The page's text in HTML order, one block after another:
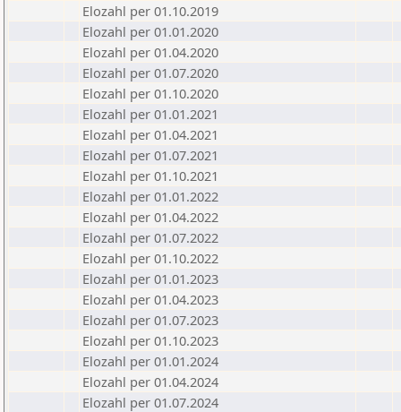
Elozahl per 01.10.2019
Elozahl per 01.01.2020
Elozahl per 01.04.2020
Elozahl per 01.07.2020
Elozahl per 01.10.2020
Elozahl per 01.01.2021
Elozahl per 01.04.2021
Elozahl per 01.07.2021
Elozahl per 01.10.2021
Elozahl per 01.01.2022
Elozahl per 01.04.2022
Elozahl per 01.07.2022
Elozahl per 01.10.2022
Elozahl per 01.01.2023
Elozahl per 01.04.2023
Elozahl per 01.07.2023
Elozahl per 01.10.2023
Elozahl per 01.01.2024
Elozahl per 01.04.2024
Elozahl per 01.07.2024